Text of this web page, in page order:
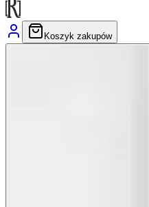
Koszyk zakupów